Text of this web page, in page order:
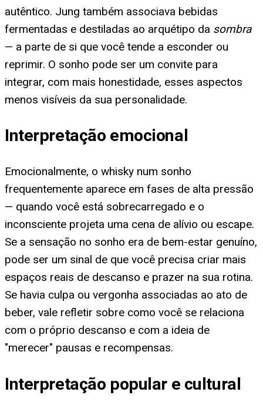
autêntico. Jung também associava bebidas
fermentadas e destiladas ao arquétipo da sombra
— a parte de si que você tende a esconder ou
reprimir. O sonho pode ser um convite para
integrar, com mais honestidade, esses aspectos
menos visíveis da sua personalidade.
Interpretação emocional
Emocionalmente, o whisky num sonho
frequentemente aparece em fases de alta pressão
— quando você está sobrecarregado e o
inconsciente projeta uma cena de alívio ou escape.
Se a sensação no sonho era de bem-estar genuíno,
pode ser um sinal de que você precisa criar mais
espaços reais de descanso e prazer na sua rotina.
Se havia culpa ou vergonha associadas ao ato de
beber, vale refletir sobre como você se relaciona
com o próprio descanso e com a ideia de
"merecer" pausas e recompensas.
Interpretação popular e cultural